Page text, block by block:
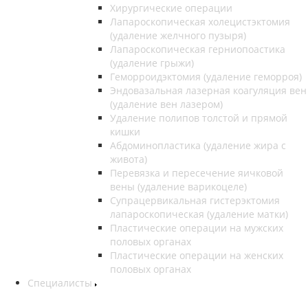
Хирургические операции
Лапароскопическая холецистэктомия
(удаление желчного пузыря)
Лапароскопическая герниопоастика
(удаление грыжи)
Геморроидэктомия (удаление геморроя)
Эндовазальная лазерная коагуляция вен
(удаление вен лазером)
Удаление полипов толстой и прямой
кишки
Абдоминопластика (удаление жира с
живота)
Перевязка и пересечение яичковой
вены (удаление варикоцеле)
Супрацервикальная гистерэктомия
лапароскопическая (удаление матки)
Пластические операции на мужских
половых органах
Пластические операции на женских
половых органах
Специалисты